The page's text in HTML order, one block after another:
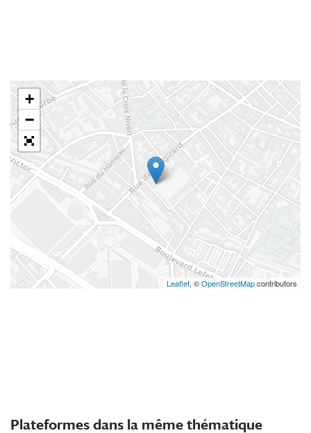
+
−
Leaflet, ©OpenStreetMapcontributors
Plateformes dans la même thématique